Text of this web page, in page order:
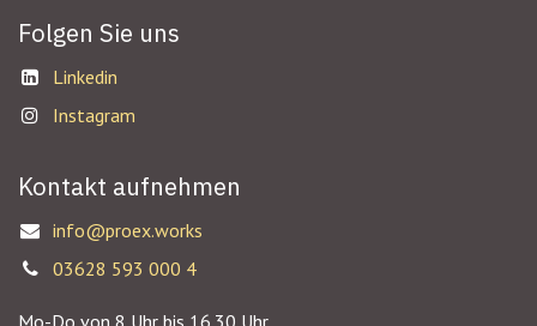
Folgen Sie uns
Linkedin
Instagram
Kontakt aufnehmen
info@proex.works
03628 593 000 4
Mo-Do von 8 Uhr bis 16.30 Uhr